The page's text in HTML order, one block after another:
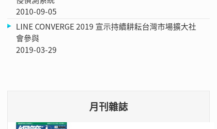
2010-09-05
LINE CONVERGE 2019 宣示持續耕耘台灣市場擴大社
會參與
2019-03-29
月刊雜誌